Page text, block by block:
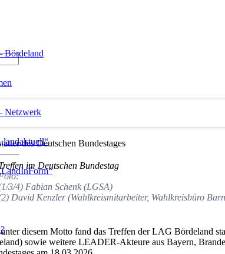
Bördeland
Netzwerk
der Lokalen Aktionsgruppe LEADER-Bördeland e.V.)
im Deutschen Bundestag
3/4) Fabian Schenk (LGSA)
David Kenzler (Wahlkreismitarbeiter, Wahlkreisbüro
diesem Motto fand das Treffen der LAG Bördeland
sowie weitere LEADER-Akteure aus Bayern,